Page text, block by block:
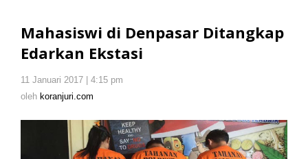
Ditangkap
Edarkan
Mahasiswi di Denpasar Ditangkap
Edarkan Ekstasi
11 Januari 2017 | 4:15 pm
oleh koranjuri.com